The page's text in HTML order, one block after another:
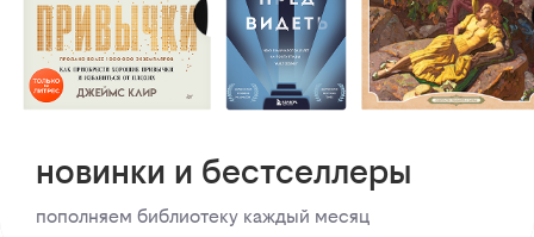
новинки и бестселлеры
пополняем библиотеку каждый месяц